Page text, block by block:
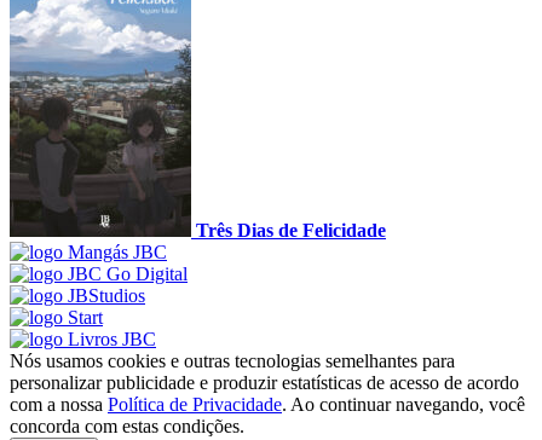
Três Dias de Felicidade
Nós usamos cookies e outras tecnologias semelhantes para
personalizar publicidade e produzir estatísticas de acesso de acordo
com a nossa Política de Privacidade. Ao continuar navegando, você
concorda com estas condições.